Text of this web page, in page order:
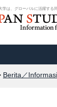
学は、グローバルに活躍する
Berita／